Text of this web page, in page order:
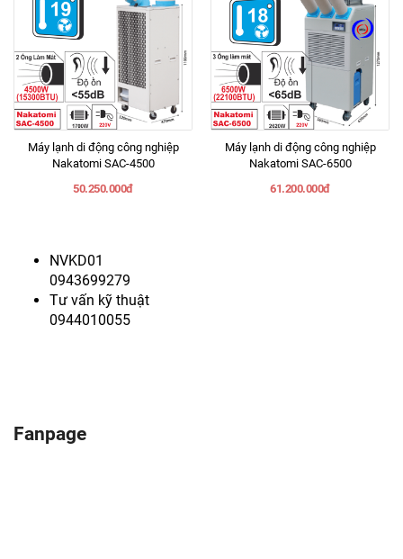
Máy lạnh di động công nghiệp
Nakatomi SAC-4500
50.250.000đ
Máy lạnh di động công nghiệp
Nakatomi SAC-6500
61.200.000đ
NVKD01
0943699279
Tư vấn kỹ thuật
0944010055
Fanpage